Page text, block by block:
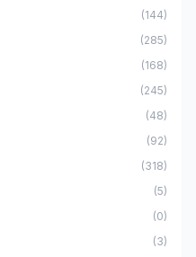
(144)
(285)
(168)
(245)
(48)
(92)
(318)
(5)
(0)
(3)